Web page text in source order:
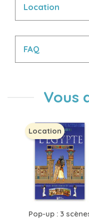
Location
FAQ
Vous
Pop-up : 3
Location